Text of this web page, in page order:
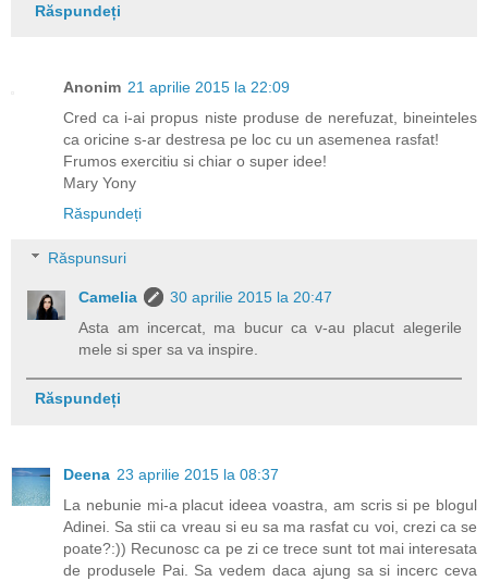
Răspundeți
Anonim 21 aprilie 2015 la 22:09
Cred ca i-ai propus niste produse de nerefuzat, bineinteles
ca oricine s-ar destresa pe loc cu un asemenea rasfat!
Frumos exercitiu si chiar o super idee!
Mary Yony
Răspundeți
Răspunsuri
Camelia
30 aprilie 2015 la 20:47
Asta am incercat, ma bucur ca v-au placut alegerile
mele si sper sa va inspire.
Răspundeți
Deena 23 aprilie 2015 la 08:37
La nebunie mi-a placut ideea voastra, am scris si pe blogul
Adinei. Sa stii ca vreau si eu sa ma rasfat cu voi, crezi ca se
poate?:)) Recunosc ca pe zi ce trece sunt tot mai interesata
de produsele Pai. Sa vedem daca ajung sa si incerc ceva